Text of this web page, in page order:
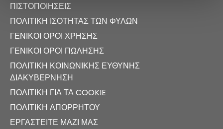
ΠΙΣΤΟΠΟΙΉΣΕΙΣ
ΠΟΛΙΤΙΚΉ ΙΣΌΤΗΤΑΣ ΤΩΝ ΦΎΛΩΝ
ΓΕΝΙΚΟΊ ΌΡΟΙ ΧΡΉΣΗΣ
ΓΕΝΙΚΟΊ ΌΡΟΙ ΠΏΛΗΣΗΣ
ΠΟΛΙΤΙΚΉ ΚΟΙΝΩΝΙΚΉΣ ΕΥΘΎΝΗΣ
ΔΙΑΚΥΒΈΡΝΗΣΗ
ΠΟΛΙΤΙΚΉ ΓΙΑ ΤΑ COOKIE
ΠΟΛΙΤΙΚΉ ΑΠΟΡΡΉΤΟΥ
ΕΡΓΑΣΤΕΊΤΕ ΜΑΖΊ ΜΑΣ